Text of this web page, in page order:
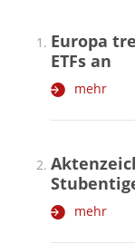
Europa
ETFs an
mehr
mehr